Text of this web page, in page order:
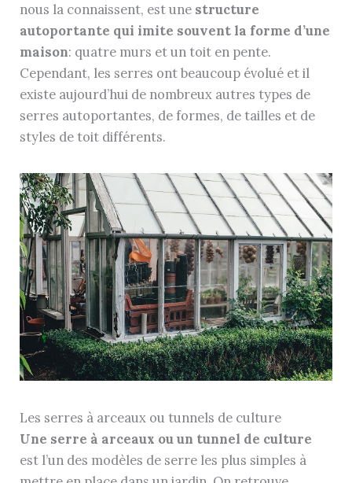
nous la connaissent, est une structure
autoportante qui imite souvent la forme d’une
maison: quatre murs et un toit en pente.
Cependant, les serres ont beaucoup évolué et il
existe aujourd’hui de nombreux autres types de
serres autoportantes, de formes, de tailles et de
styles de toit différents.
Les serres à arceaux ou tunnels de culture
Une serre à arceaux ou un tunnel de culture
est l’un des modèles de serre les plus simples à